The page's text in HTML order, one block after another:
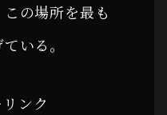
の場所を最も
いる。
ンク